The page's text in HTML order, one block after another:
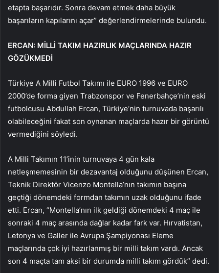
etapta başarıdır. Sonra devam etmek daha büyük
başarıların kapılarını açar” değerlendirmelerinde bulundu.
ERCAN: MİLLİ TAKIM HAZIRLIK MAÇLARINDA HAZIR
GÖZÜKMEDİ
Türkiye A Milli Futbol Takımı ile EURO 1996 ve EURO
2000’de forma giyen Trabzonspor ve Fenerbahçe’nin eski
futbolcusu Abdullah Ercan, Türkiye’nin turnuvada başarılı
olabileceğini fakat son oynanan maçlarda hazır bir görüntü
vermediğini söyledi.
A Milli Takımın 11’inin turnuvaya 4 gün kala
netleşmemesinin bir dezavantaj olduğunu düşünen Ercan,
Teknik Direktör Vicenzo Montella’nın takımın başına
geçtiği dönemdeki formdan takımın uzak olduğunu ifade
etti. Ercan, “Montella’nın ilk geldiği dönemdeki 4 maç ile
sonraki 4 maç arasında dağlar kadar fark var. Hırvatistan,
Letonya ve Galler ile Avrupa Şampiyonası Eleme
maçlarında çok iyi hazırlanmış bir milli takım vardı. Ancak
son 4 maçta tam aksi bir durumda milli takım gördük” dedi.